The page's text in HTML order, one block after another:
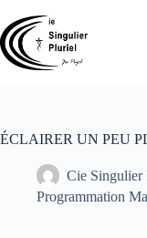
au
contenu
ÉCLAIRER UN PEU
Cie Singulier
Programmation